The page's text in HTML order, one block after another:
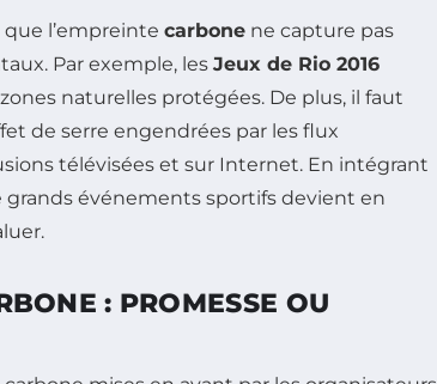
l’empreinte carbone ne capture pas
Par exemple, les Jeux de Rio 2016
naturelles protégées. De plus, il faut
de serre engendrées par les flux
télévisées et sur Internet. En intégrant
grands événements sportifs devient en
: PROMESSE OU